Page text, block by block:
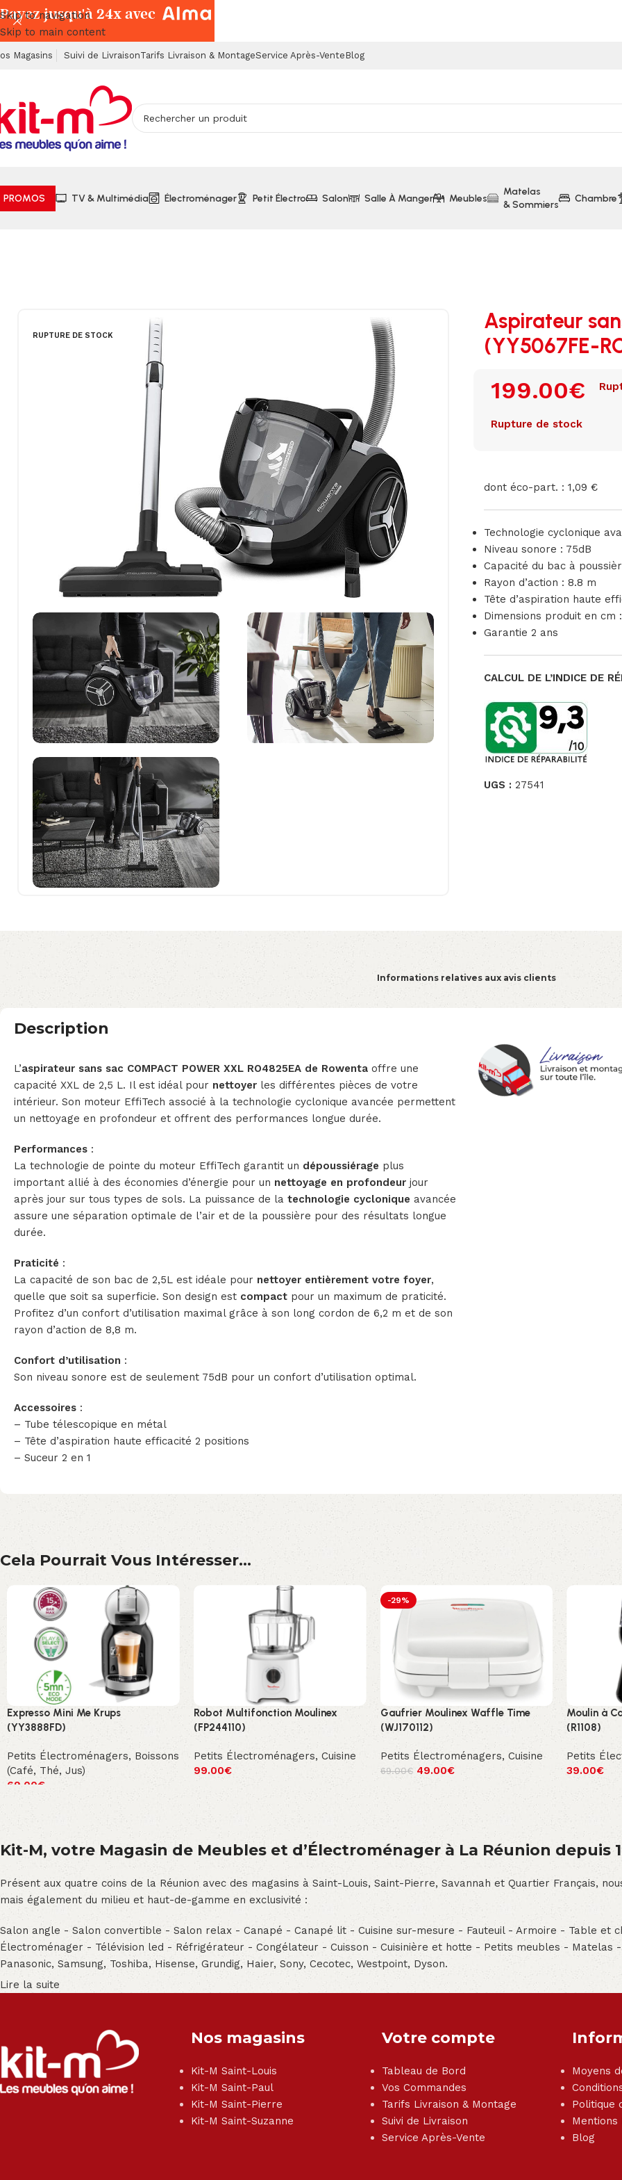
Skip to navigation
Skip to main content
Magasins Suivi de LivraisonTarifs Livraison & MontageService Après-Vente Blog
PROMOS TV & Multimédia Électroménager Petit Électro Salon Salle À Manger Meubles
Matelas
& Sommiers
Chambre
RUPTURE DE STOCK
Aspirateur
(YY5067FE-
199.00€
Rupture de stock
dont éco-part. : 1,09 €
Technologie cyclonique
Niveau sonore : 75dB
Capacité du bac à
Rayon d’action : 8.8 m
Tête d’aspiration haute
Dimensions produit en cm :
Garantie 2 ans
CALCUL DE L’INDICE DE
UGS : 27541
Informations relatives aux avis clients
Description
L’aspirateur sans sac COMPACT POWER XXL RO4825EA de Rowenta offre une
capacité XXL de 2,5 L. Il est idéal pour nettoyer les différentes pièces de votre
intérieur. Son moteur EffiTech associé à la technologie cyclonique avancée permettent
un nettoyage en profondeur et offrent des performances longue durée.
Performances :
La technologie de pointe du moteur EffiTech garantit un dépoussiérage plus
important allié à des économies d’énergie pour un nettoyage en profondeur jour
après jour sur tous types de sols. La puissance de la technologie cyclonique avancée
assure une séparation optimale de l’air et de la poussière pour des résultats longue
durée.
Praticité :
La capacité de son bac de 2,5L est idéale pour nettoyer entièrement votre foyer,
quelle que soit sa superficie. Son design est compact pour un maximum de praticité.
Profitez d’un confort d’utilisation maximal grâce à son long cordon de 6,2 m et de son
rayon d’action de 8,8 m.
Confort d’utilisation :
Son niveau sonore est de seulement 75dB pour un confort d’utilisation optimal.
Accessoires :
– Tube télescopique en métal
– Tête d’aspiration haute efficacité 2 positions
– Suceur 2 en 1
Cela Pourrait Vous Intéresser...
Expresso Mini Me Krups
(YY3888FD)
Petits Électroménagers, Boissons
(Café, Thé, Jus)
69.00€
Robot Multifonction Moulinex
(FP244110)
Petits Électroménagers, Cuisine
99.00€
-29%
Gaufrier Moulinex Waffle Time
(WJ170112)
Petits Électroménagers, Cuisine
69.00€ 49.00€
Moulin à
(R1108)
Petits
39.00€
Kit-M, votre Magasin de Meubles et d’Électroménager à La Réunion depuis
Présent aux quatre coins de la Réunion avec des magasins à Saint-Louis, Saint-Pierre, Savannah et Quartier Français,
mais également du milieu et haut-de-gamme en exclusivité :
Salon angle - Salon convertible - Salon relax - Canapé - Canapé lit - Cuisine sur-mesure - Fauteuil - Armoire - Table et
Électroménager - Télévision led - Réfrigérateur - Congélateur - Cuisson - Cuisinière et hotte - Petits meubles - Matelas
Panasonic, Samsung, Toshiba, Hisense, Grundig, Haier, Sony, Cecotec, Westpoint, Dyson.
Lire la suite
Nos magasins
Kit-M Saint-Louis
Kit-M Saint-Paul
Kit-M Saint-Pierre
Kit-M Saint-Suzanne
Votre compte
Tableau de Bord
Vos Commandes
Tarifs Livraison & Montage
Suivi de Livraison
Service Après-Vente
Moyens
Politique
Mentions
Blog
Payez jusqu'à 24x avec